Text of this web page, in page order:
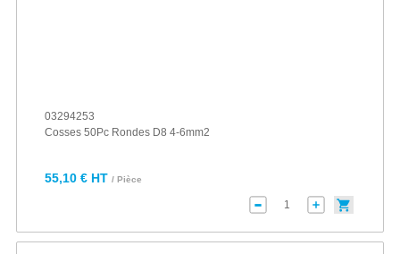
03294253
Cosses 50Pc Rondes D8 4-6mm2
55,10 € HT / Pièce